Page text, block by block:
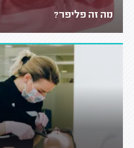
מה זה פליפר?